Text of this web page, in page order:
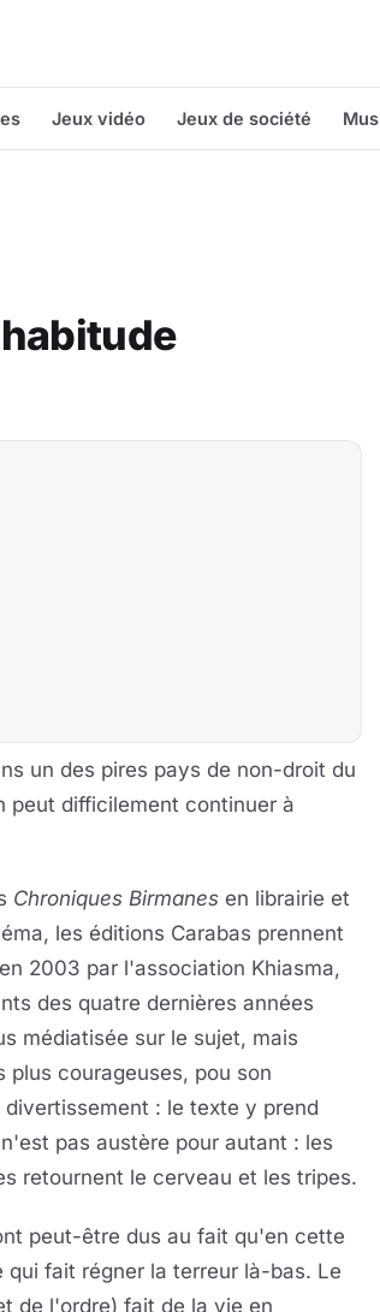
Jeux vidéo Jeux de société
un des pires pays de non-droit du
peut difficilement continuer à
Chroniques Birmanes en librairie et
les éditions Carabas prennent
2003 par l'association Khiasma,
des quatre dernières années
médiatisée sur le sujet, mais
plus courageuses, pou son
: le texte y prend
pas austère pour autant : les
retournent le cerveau et les tripes.
peut-être dus au fait qu'en cette
fait régner la terreur là-bas. Le
de l'ordre) fait de la vie en